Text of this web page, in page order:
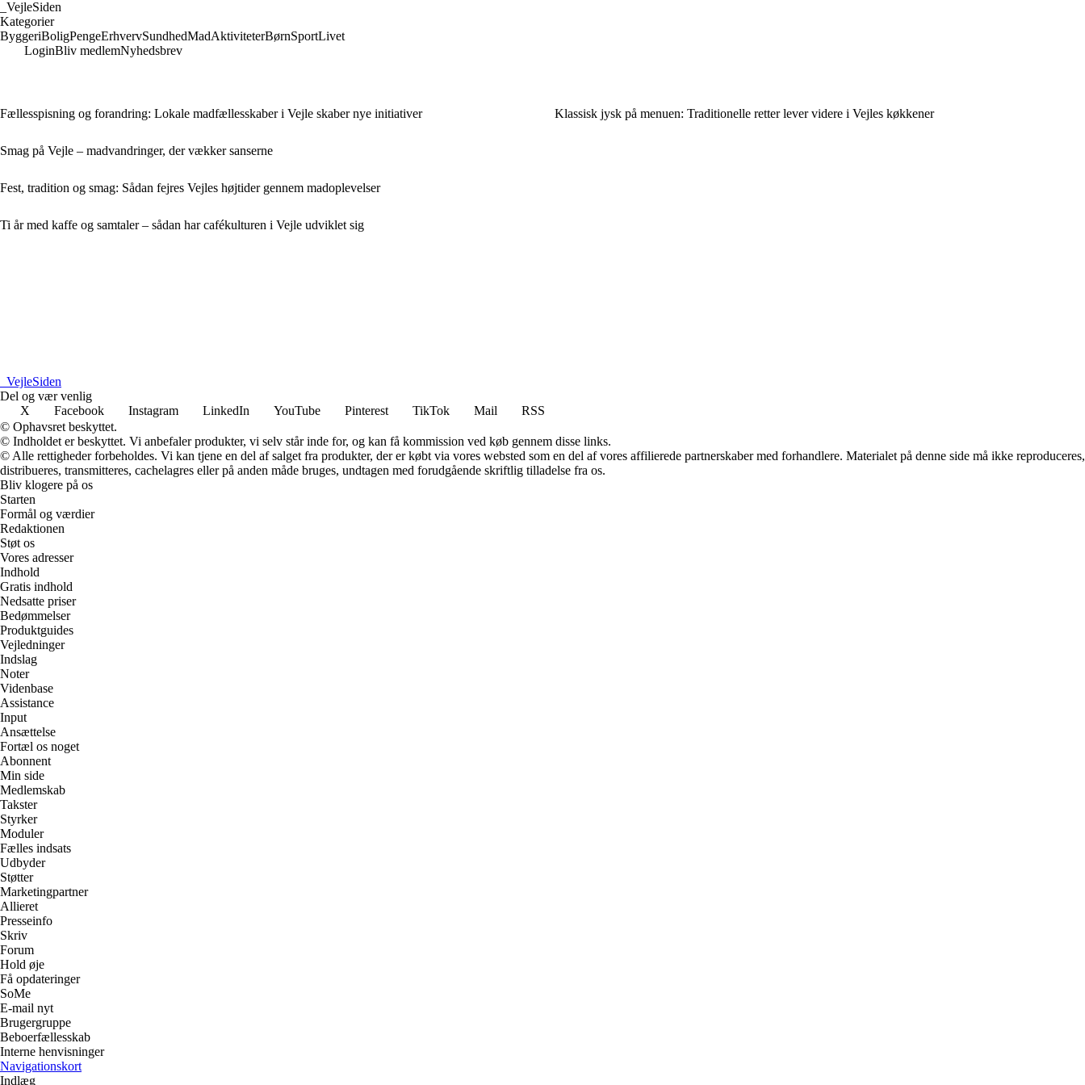
VejleSiden
Kategorier
ByggeriBoligPengeErhvervSundhedMadAktiviteterBørnSportLivet
LoginBliv medlemNyhedsbrev
Fællesspisning og forandring: Lokale madfællesskaber i Vejle skaber nye initiativer
Smag på Vejle – madvandringer, der vækker sanserne
Fest, tradition og smag: Sådan fejres Vejles højtider gennem madoplevelser
Ti år med kaffe og samtaler – sådan har cafékulturen i Vejle udviklet sig
Klassisk jysk på menuen: Traditionelle retter lever videre i Vejles køkkener
VejleSiden
Del og vær venlig
X
Facebook Instagram LinkedIn YouTube Pinterest TikTok Mail
RSS
© Ophavsret beskyttet.
© Indholdet er beskyttet. Vi anbefaler produkter, vi selv står inde for, og kan få kommission ved køb gennem disse links.
© Alle rettigheder forbeholdes. Vi kan tjene en del af salget fra produkter, der er købt via vores websted som en del af vores affilierede partnerskaber med forhandlere. Materialet på denne side må ikke reproduceres,
distribueres, transmitteres, cachelagres eller på anden måde bruges, undtagen med forudgående skriftlig tilladelse fra os.
Bliv klogere på os
Starten
Formål og værdier
Redaktionen
Støt os
Vores adresser
Indhold
Gratis indhold
Nedsatte priser
Bedømmelser
Produktguides
Vejledninger
Indslag
Noter
Videnbase
Assistance
Input
Ansættelse
Fortæl os noget
Abonnent
Min side
Medlemskab
Takster
Styrker
Moduler
Fælles indsats
Udbyder
Støtter
Marketingpartner
Allieret
Presseinfo
Skriv
Forum
Hold øje
Få opdateringer
SoMe
E-mail nyt
Brugergruppe
Beboerfællesskab
Interne henvisninger
Navigationskort
Indlæg